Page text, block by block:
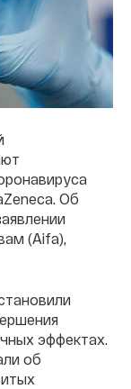
Об
(Aifa),
эффектах.
об